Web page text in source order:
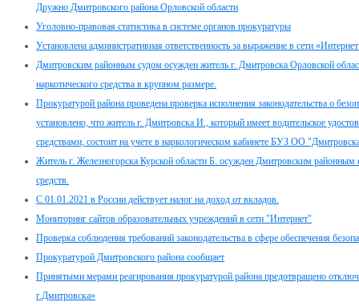
Дружно Дмитровского района Орловской области
Уголовно-правовая статистика в системе органов прокуратуры
Установлена административная ответственность за выражение в сети
Дмитровским районным судом осужден житель г. Дмитровска Орловской
наркотического средства в крупном размере.
Прокуратурой района проведена проверка исполнения законодательства о
установлено, что житель г. Дмитровска И., который имеет водительское
средствами, состоит на учете в наркологическом кабинете БУЗ ОО
Житель г. Железногорска Курской области Б. осужден Дмитровским районным
средств.
С 01.01.2021 в России действует налог на доход от вкладов.
Мониторинг сайтов образовательных учреждений в сети "Интернет"
Проверка соблюдения требований законодательства в сфере обеспечения
Прокуратурой Дмитровского района сообщает
Принятыми мерами реагирования прокуратурой района предотвращено
г.Дмитровска»